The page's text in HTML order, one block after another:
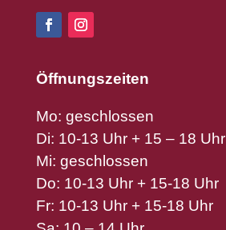
Öffnungszeiten
Mo: geschlossen
Di: 10-13 Uhr + 15 – 18 Uhr
Mi: geschlossen
Do: 10-13 Uhr + 15-18 Uhr
Fr: 10-13 Uhr + 15-18 Uhr